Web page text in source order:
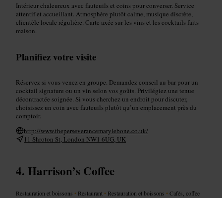
Intérieur chaleureux avec fauteuils et coins pour converser. Service
attentif et accueillant. Atmosphère plutôt calme, musique discrète,
clientèle locale régulière. Carte axée sur les vins et les cocktails faits
maison.
Planifiez votre visite
Réservez si vous venez en groupe. Demandez conseil au bar pour un
cocktail signature ou un vin selon vos goûts. Privilégiez une tenue
décontractée soignée. Si vous cherchez un endroit pour discuter,
choisissez un coin avec fauteuils plutôt qu’un emplacement près du
comptoir.
http://www.theperseverancemarylebone.co.uk/
11 Shroton St, London NW1 6UG, UK
Harrison’s Coffee
Restauration et boissons • Restaurant • Restauration et boissons •Cafés, coffee